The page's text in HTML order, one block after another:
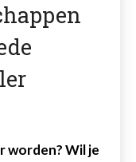
worden? Wil je